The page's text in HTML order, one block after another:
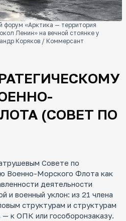
форум «Арктика — территория
Ленин» на вечной стоянке у
Коряков / Коммерсант
(СОВЕТ ПО
Совете по
Военно-Морского Флота как
деятельности
и военный уклон: из 21 члена
структурам и структурам
к ОПК или гособоронзаказу.